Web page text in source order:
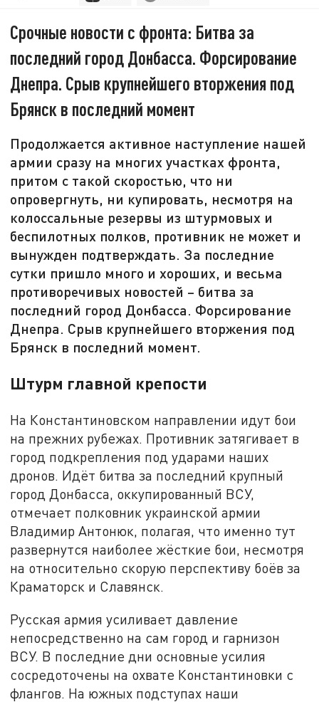
Срочные новости с фронта: Битва за
последний город Донбасса. Форсирование
Днепра. Срыв крупнейшего вторжения под
Брянск в последний момент
Продолжается активное наступление нашей
армии сразу на многих участках фронта,
притом с такой скоростью, что ни
опровергнуть, ни купировать, несмотря на
колоссальные резервы из штурмовых и
беспилотных полков, противник не может и
вынужден подтверждать. За последние
сутки пришло много и хороших, и весьма
противоречивых новостей – битва за
последний город Донбасса. Форсирование
Днепра. Срыв крупнейшего вторжения под
Брянск в последний момент.
Штурм главной крепости
На Константиновском направлении идут бои
на прежних рубежах. Противник затягивает в
город подкрепления под ударами наших
дронов. Идёт битва за последний крупный
город Донбасса, оккупированный ВСУ,
отмечает полковник украинской армии
Владимир Антонюк, полагая, что именно тут
развернутся наиболее жёсткие бои, несмотря
на относительно скорую перспективу боёв за
Краматорск и Славянск.
Русская армия усиливает давление
непосредственно на сам город и гарнизон
ВСУ. В последние дни основные усилия
сосредоточены на охвате Константиновки с
флангов. На южных подступах наши